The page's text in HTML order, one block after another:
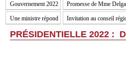
Gouvernement 2022 Promesse de Mme Delga
Une ministre répond Invitation au conseil
PRÉSIDENTIELLE 2022 :